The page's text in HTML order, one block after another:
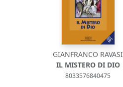
GIANFRANCO RAVASI
IL MISTERO DI DIO
8033576840475